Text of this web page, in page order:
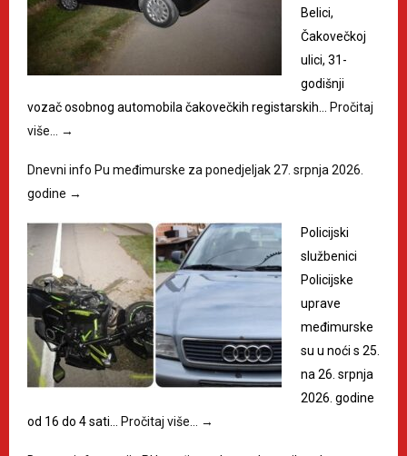
Belici,
Čakovečkoj
ulici, 31-
godišnji
vozač osobnog automobila čakovečkih registarskih…
Pročitaj
više…
→
Dnevni info Pu međimurske za ponedjeljak 27. srpnja 2026.
godine →
Policijski
službenici
Policijske
uprave
međimurske
su u noći s 25.
na 26. srpnja
2026. godine
od 16 do 4 sati…
Pročitaj više… →